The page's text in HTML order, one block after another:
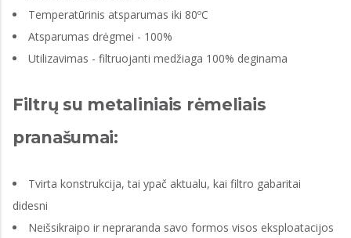
Temperatūrinis atsparumas iki 80ºC
Atsparumas drėgmei - 100%
Utilizavimas - filtruojanti medžiaga 100% deginama
Filtrų su metaliniais rėmeliais
pranašumai:
Tvirta konstrukcija, tai ypač aktualu, kai filtro gabaritai
didesni
Neišsikraipo ir nepraranda savo formos visos eksploatacijos